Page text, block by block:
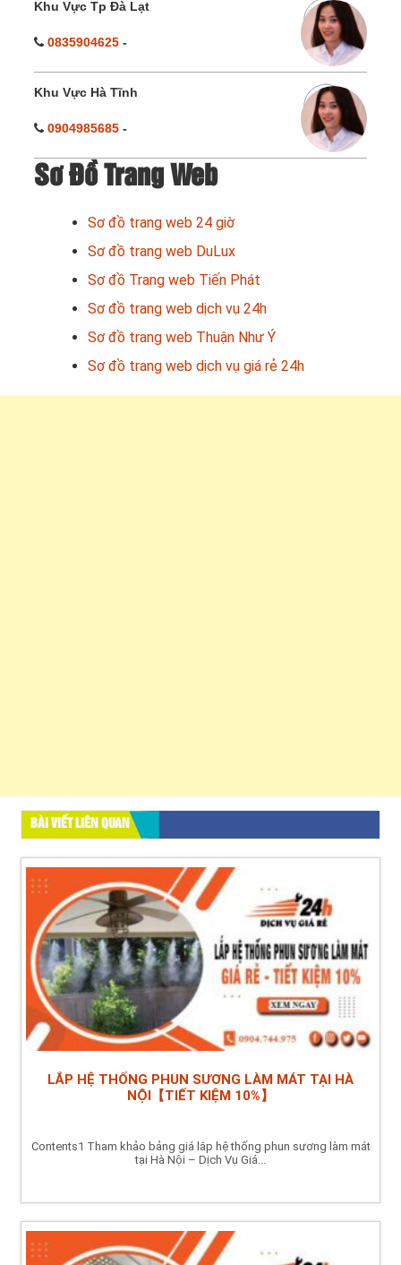
Khu Vực Tp Đà Lạt
0835904625 -
Khu Vực Hà Tĩnh
0904985685 -
Sơ Đồ Trang Web
Sơ đồ trang web 24 giờ
Sơ đồ trang web DuLux
Sơ đồ Trang web Tiến Phát
Sơ đồ trang web dịch vụ 24h
Sơ đồ trang web Thuận Như Ý
Sơ đồ trang web dịch vụ giá rẻ 24h
BÀI VIẾT LIÊN QUAN
LẮP HỆ THỐNG PHUN SƯƠNG LÀM MÁT TẠI HÀ
NỘI【TIẾT KIỆM 10%】
Contents1 Tham khảo bảng giá lắp hệ thống phun sương làm mát
tại Hà Nội – Dịch Vụ Giá...